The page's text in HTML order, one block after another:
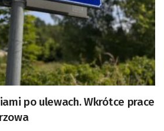
po ulewach. Wkrótce prace